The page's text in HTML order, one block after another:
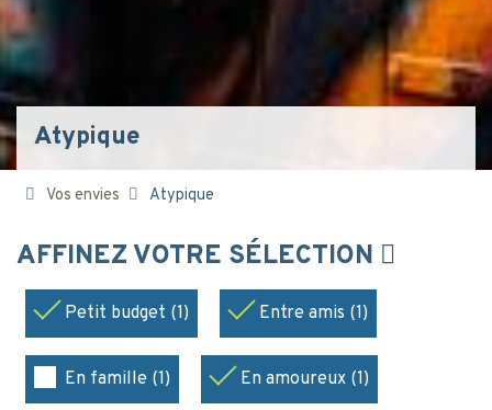
Atypique
Vos envies Atypique
AFFINEZ VOTRE SÉLECTION
Petit budget (1) Entre amis (1)
En famille (1) En amoureux (1)